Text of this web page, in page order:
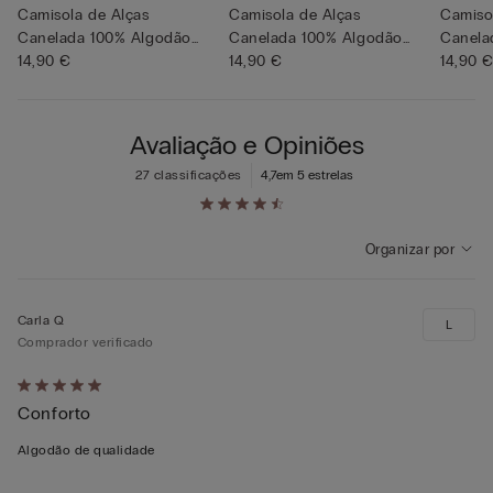
Camisola de Alças
Canelada 100% Algodão
Superior
14,90 €
Camisola de Alças
Canelada 100% Algodão
Superior
14,90 € 14,90 €
Avaliação e Opiniões
4,7em 5 estrelas
27 classificações
Organizar por
Atribuiu
5
em
Carla Q
Comprador verificado
Conforto
Algodão de qualidade
L